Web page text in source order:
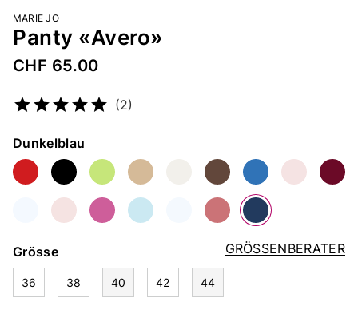
MARIE JO
Panty «Avero»
CHF 65.00
(2)
Farbe
Dunkelblau
GRÖSSENBERATER
Grösse
36 38 40 42 44